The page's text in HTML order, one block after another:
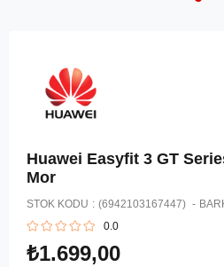
Huawei Easyfit 3 GT
Mor
STOK KODU (6942103167447)
0.0
₺1.699,00